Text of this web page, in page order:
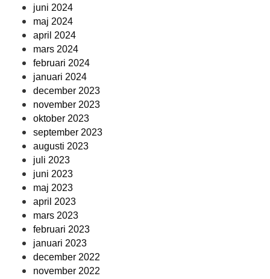
juni 2024
maj 2024
april 2024
mars 2024
februari 2024
januari 2024
december 2023
november 2023
oktober 2023
september 2023
augusti 2023
juli 2023
juni 2023
maj 2023
april 2023
mars 2023
februari 2023
januari 2023
december 2022
november 2022